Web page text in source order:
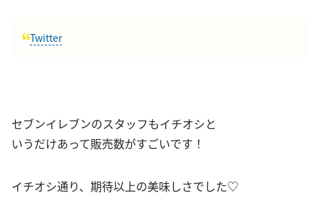
Twitter
セブンイレブンのスタッフもイチオシと
いうだけあって販売数がすごいです！
イチオシ通り、期待以上の美味しさでした♡